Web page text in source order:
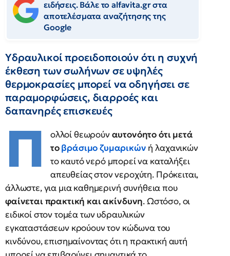
ειδήσεις. Βάλε το alfavita.gr στα
αποτελέσματα αναζήτησης της
Google
Υδραυλικοί προειδοποιούν ότι η συχνή
έκθεση των σωλήνων σε υψηλές
θερμοκρασίες μπορεί να οδηγήσει σε
παραμορφώσεις, διαρροές και
δαπανηρές επισκευές
Π ολλοί θεωρούναυτονόητο ότι μετά
τοβράσιμο ζυμαρικών ή λαχανικών
το καυτό νερό μπορεί να καταλήξει
απευθείας στον νεροχύτη. Πρόκειται,
άλλωστε, για μια καθημερινή συνήθεια που
φαίνεται πρακτική και ακίνδυνη. Ωστόσο, οι
ειδικοί στον τομέα των υδραυλικών
εγκαταστάσεων κρούουν τον κώδωνα του
κινδύνου, επισημαίνοντας ότι η πρακτική αυτή